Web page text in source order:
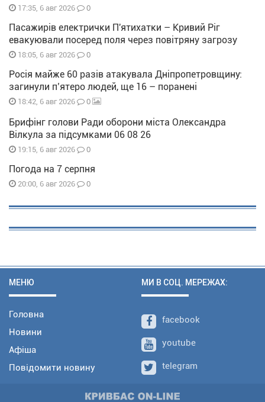
17:35, 6 авг 2026 0
Пасажирів електрички П'ятихатки – Кривий Ріг
евакуювали посеред поля через повітряну загрозу
18:05, 6 авг 2026 0
Росія майже 60 разів атакувала Дніпропетровщину:
загинули п’ятеро людей, ще 16 – поранені
18:42, 6 авг 2026 0
Брифінг голови Ради оборони міста Олександра
Вілкула за підсумками 06 08 26
19:15, 6 авг 2026 0
Погода на 7 серпня
20:00, 6 авг 2026 0
МЕНЮ
Головна
Новини
Афіша
Повідомити новину
МИ В СОЦ. МЕРЕЖАХ:
facebook
youtube
telegram